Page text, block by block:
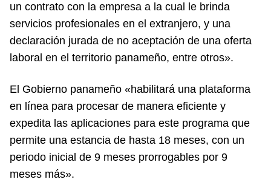
un contrato con la empresa a la cual le brinda
servicios profesionales en el extranjero, y una
declaración jurada de no aceptación de una oferta
laboral en el territorio panameño, entre otros».
El Gobierno panameño «habilitará una plataforma
en línea para procesar de manera eficiente y
expedita las aplicaciones para este programa que
permite una estancia de hasta 18 meses, con un
periodo inicial de 9 meses prorrogables por 9
meses más».